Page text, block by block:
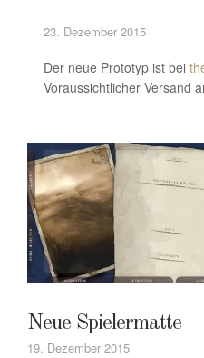
23. Dezember 2015
Der neue Prototyp ist bei
Voraussichtlicher Versand
Neue Spielermatte
19. Dezember 2015